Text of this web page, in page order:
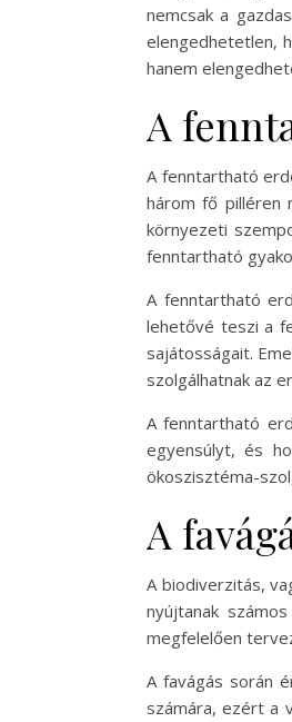
nemcsak a
elengedhetetlen,
hanem
A
A fenntartható
három fő pilléren
környezeti
fenntartható
A fenntartható
lehetővé teszi a
sajátosságait.
szolgálhatnak az
A fenntartható
egyensúlyt, és
ökoszisztéma-
A
A biodiverzitás,
nyújtanak
megfelelően
A favágás során
számára, ezért a